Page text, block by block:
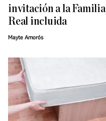
invitación a la Familia
Real incluida
Mayte Amorós